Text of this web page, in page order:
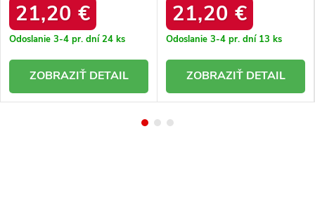
21,20 €
Odoslanie 3-4 pr. dní24 ks
DETAIL
21,20 €
Odoslanie 3-4 pr. dní 13 ks
DETAIL